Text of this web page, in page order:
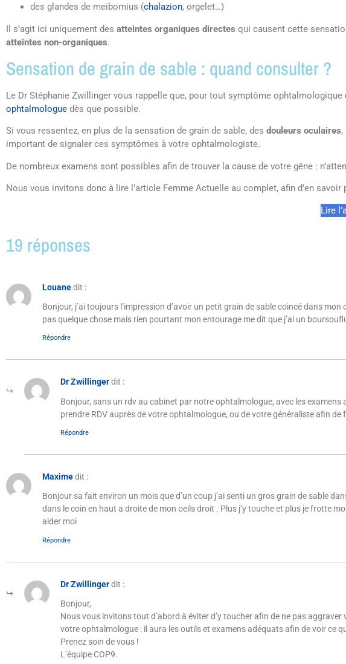
des glandes de meibomius (chalazion, orgelet…)
Il s’agit ici uniquement des atteintes organiques directes qui causent cette
atteintes non-organiques.
Sensation de grain de sable : quand consulter ?
Le Dr Stéphanie Zwillinger vous rappelle que, pour tout symptôme ophtalmologique
ophtalmologue dès que possible.
Si vous ressentez, en plus de la sensation de grain de sable, des douleurs oculaires,
important de signaler ces symptômes à votre ophtalmologiste.
De nombreux examens sont possibles afin de trouver la cause de votre gêne :
Nous vous invitons donc à lire l’article Femme Actuelle au complet, afin d’en
Lire
19 réponses
Louanedit :
Bonjour, j’ai toujours l’impression d’avoir un petit grain de sable coincé dans
pas quelque chose mais rien pourtant mon entourage me dit que j’ai un
Répondre
Dr Zwillingerdit :
Bonjour, sans un rdv au cabinet par notre ophtalmologue, avec les
prendre RDV auprès de votre ophtalmologue, ou de votre généraliste afin
Répondre
Maximedit :
Bonjour sa fait environ un mois que d’un coup j’ai senti un gros grain de sable
dans le coin en haut a droite de mon oeils droit . Plus j’y touche et plus je frotte
aider moi
Répondre
Dr Zwillingerdit :
Bonjour,
Nous vous invitons tout d’abord à éviter d’y toucher afin de ne pas
votre ophtalmologue : il aura les outils et examens adéquats afin de voir ce
Prenez soin de vous !
L’équipe COP9.